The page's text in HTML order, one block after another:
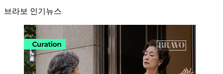
브라보 인기뉴스